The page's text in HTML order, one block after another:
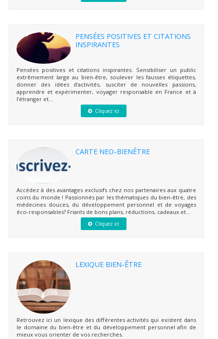
PENSÉES POSITIVES ET CITATIONS
INSPIRANTES
Pensées positives et citations inspirantes. Sensibiliser un public
extrêmement large au bien-être, soulever les fausses étiquettes,
donner des idées d’activités, susciter de nouvelles passions,
apprendre et expérimenter, voyager responsable en France et à
l’étranger et...
Cliquez ici
CARTE NEO-BIENÊTRE
Accédez à des avantages exclusifs chez nos partenaires aux quatre
coins du monde ! Passionnés par les thématiques du bien-être, des
médecines douces, du développement personnel et de voyages
éco-responsables? Friants de bons plans, réductions, cadeaux et...
Cliquez ici
LEXIQUE BIEN-ÊTRE
Retrouvez ici un lexique des différentes activités qui existent dans
le domaine du bien-être et du développement personnel afin de
mieux vous orienter de vos recherches.